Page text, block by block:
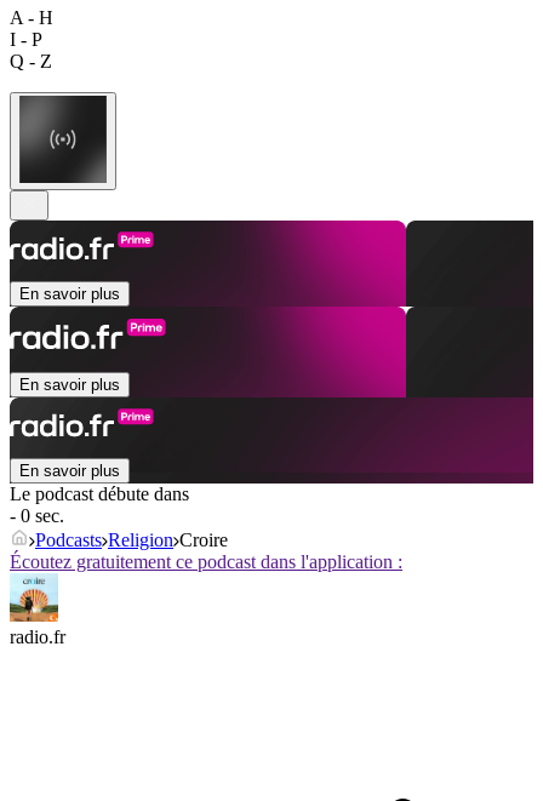
A - H
I - P
Q - Z
En savoir plus
En savoir plus
En savoir plus
Le podcast débute dans
- 0 sec.
Podcasts Religion Croire
Écoutez gratuitement ce podcast dans l'application :
radio.fr